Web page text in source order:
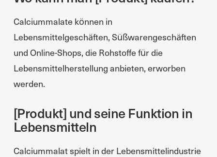
Calciummalate können in
Lebensmittelgeschäften, Süßwarengeschäften
und Online-Shops, die Rohstoffe für die
Lebensmittelherstellung anbieten, erworben
werden.
[Produkt] und seine Funktion in
Lebensmitteln
Calciummalat spielt in der Lebensmittelindustrie